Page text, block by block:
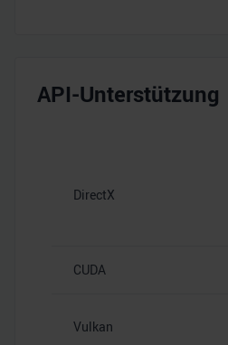
API-Unterstützung
DirectX
CUDA
Vulkan